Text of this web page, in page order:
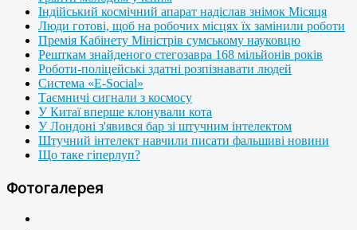
Індійський космічний апарат надіслав знімок Місяця
Люди готові, щоб на робочих місцях їх замінили роботи
Премія Кабінету Міністрів сумському науковцю
Решткам знайденого стегозавра 168 мільйонів років
Роботи-поліцейські здатні розпізнавати людей
Система «E-Social»
Таємничі сигнали з космосу
У Китаї вперше клонували кота
У Лондоні з'явився бар зі штучним інтелектом
Штучний інтелект навчили писати фальшиві новини
Що таке гіперлуп?
Фотогалерея